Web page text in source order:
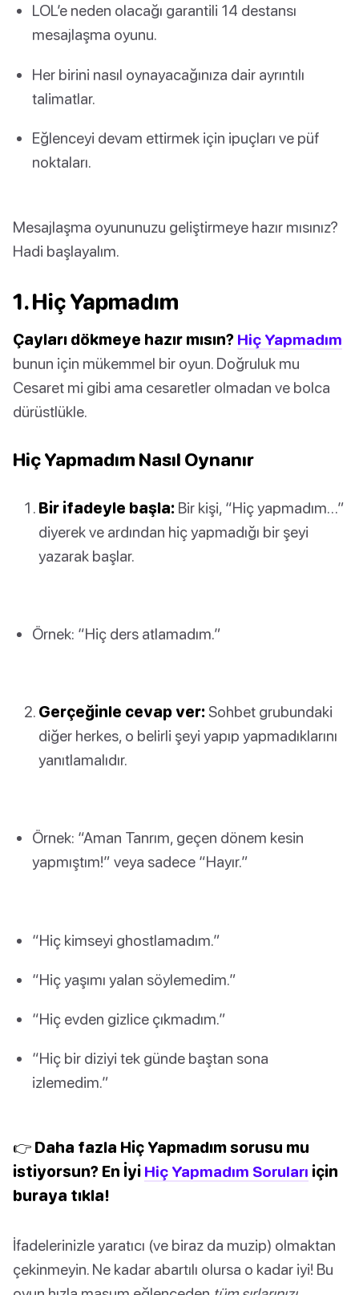
LOL’e neden olacağı garantili 14 destansı
mesajlaşma oyunu.
Her birini nasıl oynayacağınıza dair ayrıntılı
talimatlar.
Eğlenceyi devam ettirmek için ipuçları ve püf
noktaları.
Mesajlaşma oyununuzu geliştirmeye hazır mısınız?
Hadi başlayalım.
1. Hiç Yapmadım
Çayları dökmeye hazır mısın? Hiç Yapmadım
bunun için mükemmel bir oyun. Doğruluk mu
Cesaret mi gibi ama cesaretler olmadan ve bolca
dürüstlükle.
Hiç Yapmadım Nasıl Oynanır
Bir ifadeyle başla: Bir kişi, “Hiç yapmadım…”
diyerek ve ardından hiç yapmadığı bir şeyi
yazarak başlar.
Örnek: “Hiç ders atlamadım.”
Gerçeğinle cevap ver: Sohbet grubundaki
diğer herkes, o belirli şeyi yapıp yapmadıklarını
yanıtlamalıdır.
Örnek: “Aman Tanrım, geçen dönem kesin
yapmıştım!” veya sadece “Hayır.”
“Hiç kimseyi ghostlamadım.”
“Hiç yaşımı yalan söylemedim.”
“Hiç evden gizlice çıkmadım.”
“Hiç bir diziyi tek günde baştan sona
izlemedim.”
👉 Daha fazla Hiç Yapmadım sorusu mu
istiyorsun? En İyi Hiç Yapmadım Soruları için
buraya tıkla!
İfadelerinizle yaratıcı (ve biraz da muzip) olmaktan
çekinmeyin. Ne kadar abartılı olursa o kadar iyi! Bu